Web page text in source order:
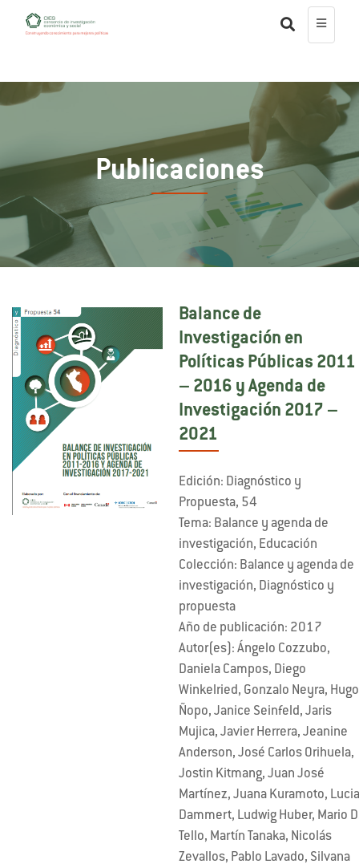
Publicaciones
Balance de
Investigación en
Políticas Públicas 2011
– 2016 y Agenda de
Investigación 2017 –
2021
Edición: Diagnóstico y
Propuesta, 54
Tema: Balance y agenda de
investigación, Educación
Colección: Balance y agenda de
investigación, Diagnóstico y
propuesta
Año de publicación: 2017
Autor(es): Ángelo Cozzubo,
Daniela Campos, Diego
Winkelried, Gonzalo Neyra, Hugo
Ñopo, Janice Seinfeld, Jaris
Mujica, Javier Herrera, Jeanine
Anderson, José Carlos Orihuela,
Jostin Kitmang, Juan José
Martínez, Juana Kuramoto,
Dammert, Ludwig Huber, Mario
Tello, Martín Tanaka, Nicolás
Zevallos, Pablo Lavado, Silvana